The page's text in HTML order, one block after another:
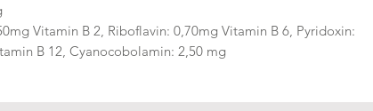
Vitamin B 2, Riboflavin: 0,70mg Vitamin B 6, Pyridoxin:
B 12, Cyanocobolamin: 2,50 mg